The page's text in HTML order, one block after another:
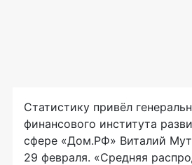
Статистику привёл
финансового института
сфере «Дом.РФ» Виталий
29 февраля. «Средняя